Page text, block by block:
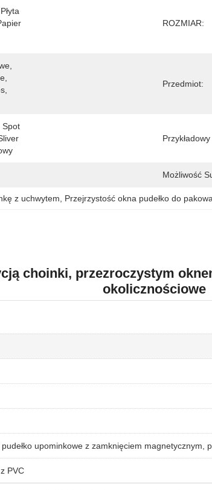
ROZMIAR:
Przedmiot:
Spot
Możliwość
z uchwytem Przejrzystość okna pudełko do
choinki, przezroczystym
okolicznościowe
upominkowe z zamknięciem magnetycznym,
PVC